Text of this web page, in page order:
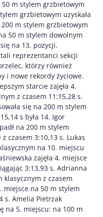
m stylem grzbietowym
grzbietowym uzyskała
200 m stylem grzbietowym
50 m stylem dowolnym
na 13. pozycji.
reprezentanci sekcji
którzy również
i nowe rekordy życiowe.
starcie zajęła 4.
z czasem 11:15,28 s.
się na 200 m stylem
s była 14. Igor
na 200 m stylem
czasem 3:10,13 s. Lukas
na 10. miejscu
zajęła 4. miejsce
3:13,93 s. Adrianna
klasycznym z czasem
miejsce na 50 m stylem
s. Amelia Pietrzak
na 5. miejscu: na 100 m